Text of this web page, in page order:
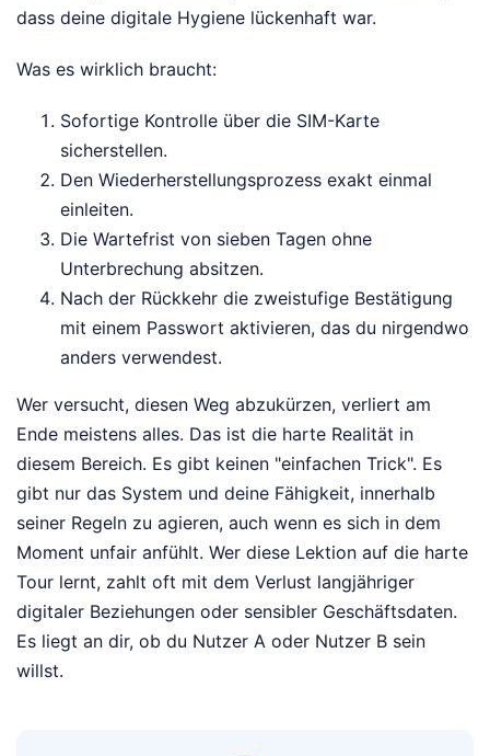
dass deine digitale Hygiene lückenhaft war.
Was es wirklich braucht:
Sofortige Kontrolle über die SIM-Karte
sicherstellen.
Den Wiederherstellungsprozess exakt einmal
einleiten.
Die Wartefrist von sieben Tagen ohne
Unterbrechung absitzen.
Nach der Rückkehr die zweistufige Bestätigung
mit einem Passwort aktivieren, das du nirgendwo
anders verwendest.
Wer versucht, diesen Weg abzukürzen, verliert am
Ende meistens alles. Das ist die harte Realität in
diesem Bereich. Es gibt keinen "einfachen Trick". Es
gibt nur das System und deine Fähigkeit, innerhalb
seiner Regeln zu agieren, auch wenn es sich in dem
Moment unfair anfühlt. Wer diese Lektion auf die harte
Tour lernt, zahlt oft mit dem Verlust langjähriger
digitaler Beziehungen oder sensibler Geschäftsdaten.
Es liegt an dir, ob du Nutzer A oder Nutzer B sein
willst.